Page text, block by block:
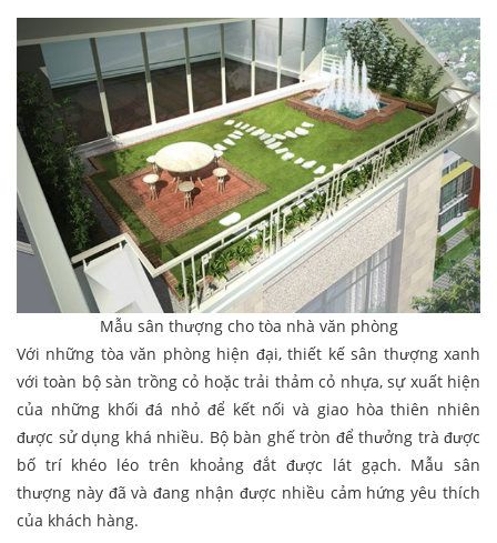
Mẫu sân thượng cho tòa nhà văn phòng
Với những tòa văn phòng hiện đại, thiết kế sân thượng xanh
với toàn bộ sàn trồng cỏ hoặc trải thảm cỏ nhựa, sự xuất hiện
của những khối đá nhỏ để kết nối và giao hòa thiên nhiên
được sử dụng khá nhiều. Bộ bàn ghế tròn để thưởng trà được
bố trí khéo léo trên khoảng đắt được lát gạch. Mẫu sân
thượng này đã và đang nhận được nhiều cảm hứng yêu thích
của khách hàng.